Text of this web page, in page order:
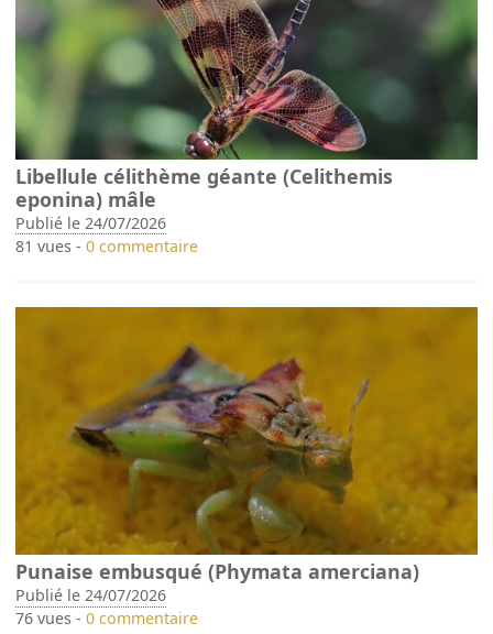
Libellule célithème géante (Celithemis
eponina) mâle
Publié le 24/07/2026
81 vues -0 commentaire
Punaise embusqué (Phymata amerciana)
Publié le 24/07/2026
76 vues -0 commentaire